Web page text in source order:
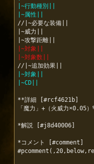
|~行動種別||
|~属性||
//|~必要な装備||
|~威力||
|~対象||
|~対象数||
|~対象||
|~CD||
**詳細 [#rcf4621b]
「魔力」+（火威力×0.05）
*解説 [#j8d40006]
*コメント [#comment]